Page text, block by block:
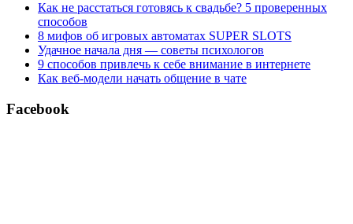
Как не расстаться готовясь к свадьбе? 5 проверенных
способов
8 мифов об игровых автоматах SUPER SLOTS
Удачное начала дня — советы психологов
9 способов привлечь к себе внимание в интернете
Как веб-модели начать общение в чате
Facebook